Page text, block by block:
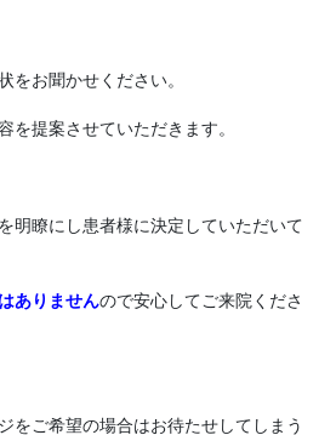
をお聞かせください。
を提案させていただきます。
明瞭にし患者様に決定していただいて
ありませんので安心してご来院くださ
をご希望の場合はお待たせしてしまう